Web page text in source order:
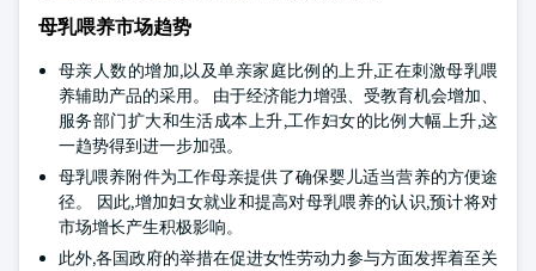
母乳喂养市场趋势
母亲人数的增加,以及单亲家庭比例的上升,正在刺激母乳喂
养辅助产品的采用。 由于经济能力增强、受教育机会增加、
服务部门扩大和生活成本上升,工作妇女的比例大幅上升,这
一趋势得到进一步加强。
母乳喂养附件为工作母亲提供了确保婴儿适当营养的方便途
径。 因此,增加妇女就业和提高对母乳喂养的认识,预计将对
市场增长产生积极影响。
此外,各国政府的举措在促进女性劳动力参与方面发挥着至关